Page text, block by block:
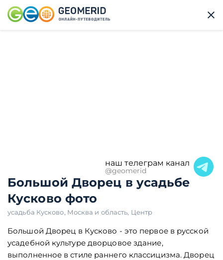
наш телеграм канал
@geomerid
Большой Дворец в усадьбе
Кусково фото
усадьба Кусково, Москва и область, Центр
Большой Дворец в Кусково - это первое в русской
усадебной культуре дворцовое здание,
выполненное в стиле раннего классицизма. Дворец